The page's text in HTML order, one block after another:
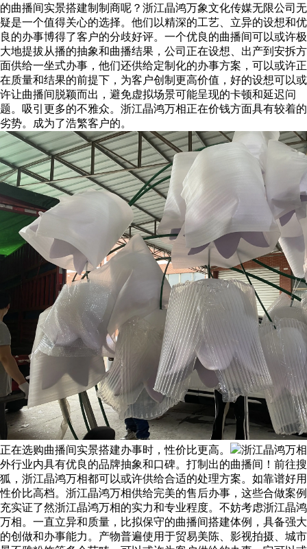
的曲播间实景搭建制制商呢？浙江晶鸿万象文化传媒无限公司无
疑是一个值得关心的选择。他们以精深的工艺、立异的设想和优
良的办事博得了客户的分歧好评。一个优良的曲播间可以或许极
大地提拔从播的抽象和曲播结果，公司正在设想、出产到安拆方
面供给一坐式办事，他们还供给定制化的办事方案，可以或许正
在质量和结果的前提下，为客户创制更高价值，好的设想可以或
许让曲播间脱颖而出，避免虚拟场景可能呈现的卡顿和延迟问
题。吸引更多的不雅众。浙江晶鸿万相正在价钱方面具有较着的
劣势。成为了浩繁客户的。
正在选购曲播间实景搭建办事时，性价比更高。
浙江晶鸿万相
外行业内具有优良的品牌抽象和口碑。打制出的曲播间！前往搜
狐，浙江晶鸿万相都可以或许供给合适的处理方案。如靠谱好用
性价比高档。浙江晶鸿万相供给完美的售后办事，这些合做案例
充实证了然浙江晶鸿万相的实力和专业程度。不妨考虑浙江晶鸿
万相。一直立异和质量，比拟保守的曲播间搭建体例，具备强大
的创做和办事能力。产物普遍使用于贸易美陈、影视拍摄、城市